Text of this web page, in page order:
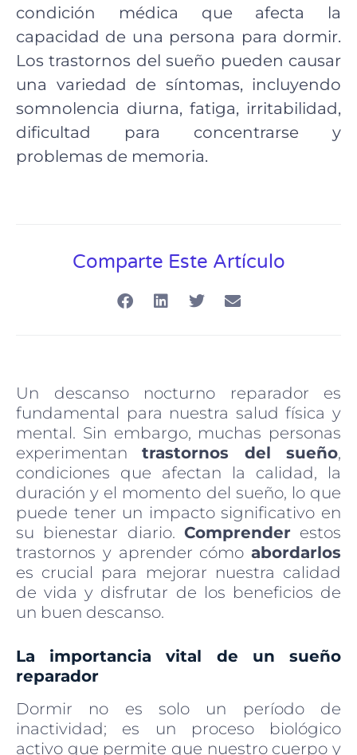
condición médica que afecta la
capacidad de una persona para dormir.
Los trastornos del sueño pueden causar
una variedad de síntomas, incluyendo
somnolencia diurna, fatiga, irritabilidad,
dificultad para concentrarse y
problemas de memoria.
Comparte Este Artículo
Un descanso nocturno reparador es
fundamental para nuestra salud física y
mental. Sin embargo, muchas personas
experimentantrastornos del sueño,
condiciones que afectan la calidad, la
duración y el momento del sueño, lo que
puede tener un impacto significativo en
su bienestar diario. Comprenderestos
trastornos y aprender cómo abordarlos
es crucial para mejorar nuestra calidad
de vida y disfrutar de los beneficios de
un buen descanso.
La importancia vital de un sueño
reparador
Dormir no es solo un período de
inactividad; es un proceso biológico
activo que permite que nuestro cuerpo y